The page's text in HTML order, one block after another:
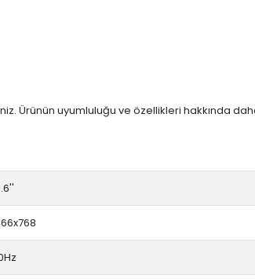
Ürünün uyumluluğu ve özellikleri hakkında